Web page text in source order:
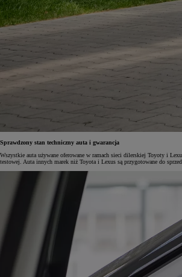
105 300 zł
Corolla Hatchback
HYBRID
Sprawdzony stan techniczny auta i gwarancja
Wszystkie auta używane oferowane w ramach sieci dilerskiej Toyoty i
testowej. Auta innych marek niż Toyota i Lexus są przygotowane do